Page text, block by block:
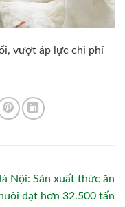
vượt áp lực chi phí
Nội: Sản xuất thức ăn
đạt hơn 32.500 tấn